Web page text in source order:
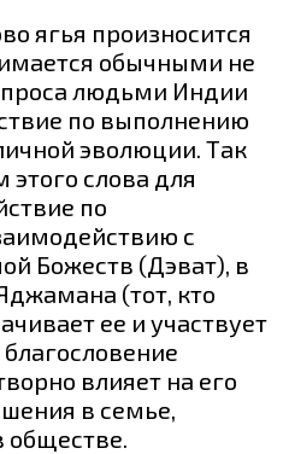
ягья произносится
обычными не
людьми Индии
по выполнению
эволюции. Так
слова для
по
с
Божеств (Дэват), в
(тот, кто
ее и участвует
влияет на его
в семье,
обществе.